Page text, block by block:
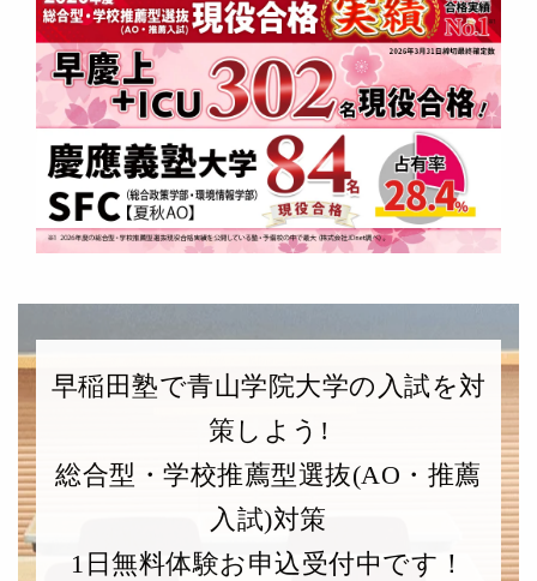
早稲田塾で青山学院大学の入試を対
策しよう!
総合型・学校推薦型選抜(AO・推薦
入試)対策
1日無料体験お申込受付中です！